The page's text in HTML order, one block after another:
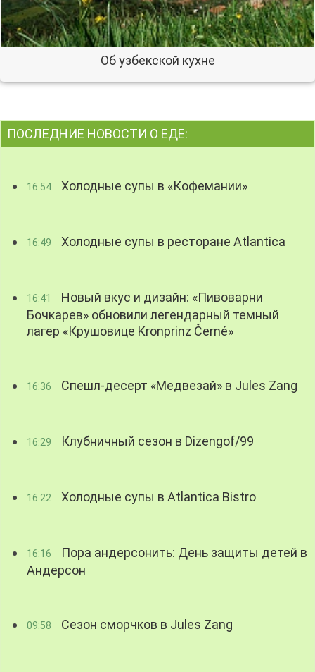
Об узбекской кухне
ПОСЛЕДНИЕ НОВОСТИ О ЕДЕ:
16:54 Холодные супы в «Кофемании»
16:49 Холодные супы в ресторане Atlantica
16:41
Новый вкус и дизайн: «Пивоварни
Бочкарев» обновили легендарный темный
лагер «Крушовице Kronprinz Černé»
16:36 Спешл-десерт «Медвезай» в Jules Zang
16:29 Клубничный сезон в Dizengof/99
16:22 Холодные супы в Atlantica Bistro
16:16
Пора андерсонить: День защиты детей в
Андерсон
09:58 Сезон сморчков в Jules Zang